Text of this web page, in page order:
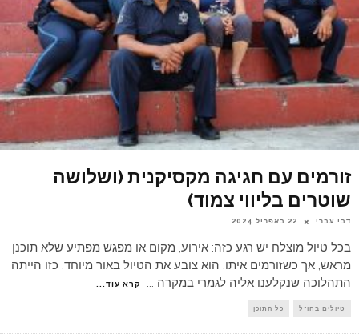
זורמים עם חגיגה מקסיקנית (ושלושה
שוטרים בליווי צמוד)
דבי עברי 22 באפריל 2024
בכל טיול מוצלח יש רגע כזה: אירוע, מקום או מפגש מפתיע שלא תוכנן
מראש, אך כשזורמים איתו, הוא צובע את הטיול באור מיוחד. כזו הייתה
התהלוכה שנקלענו אליה לגמרי במקרה ... קרא עוד...
טיולים בחו"ל כל התוכן